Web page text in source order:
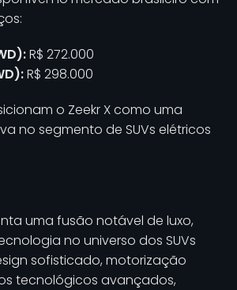
R$ 272.000
R$ 298.000
o Zeekr X como uma
no segmento de SUVs elétricos
uma fusão notável de luxo,
no universo dos SUVs
sofisticado, motorização
tecnológicos avançados,